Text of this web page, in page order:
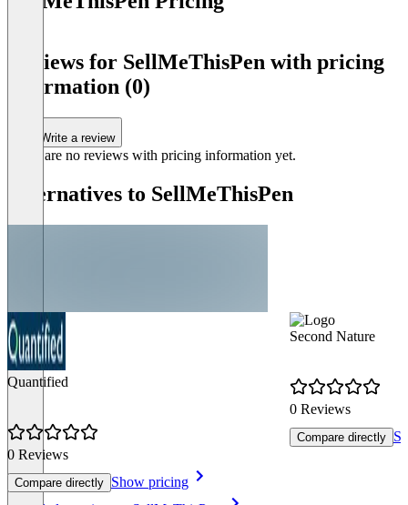
Reviews for SellMeThisPen with pricing
information (0)
Write a review
There are no reviews with pricing information yet.
Alternatives to SellMeThisPen
Quantified
0 Reviews
Compare directly Show pricing
Second Nature
0 Reviews
Compare directly